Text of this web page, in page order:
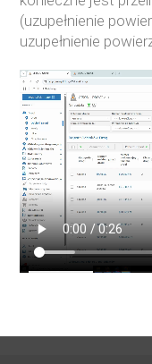
(uzupełnienie
uzupełnienie